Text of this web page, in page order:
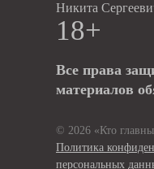
Никита
18+
Все права
материалов
© 2026 «Кто
Политика
персональных